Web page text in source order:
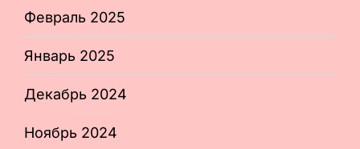
Февраль 2025
Январь 2025
Декабрь 2024
Ноябрь 2024